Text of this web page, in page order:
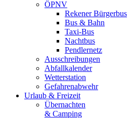
ÖPNV
Rekener Bürgerbus
Bus & Bahn
Taxi-Bus
Nachtbus
Pendlernetz
Ausschreibungen
Abfallkalender
Wetterstation
Gefahrenabwehr
Urlaub & Freizeit
Übernachten
& Camping